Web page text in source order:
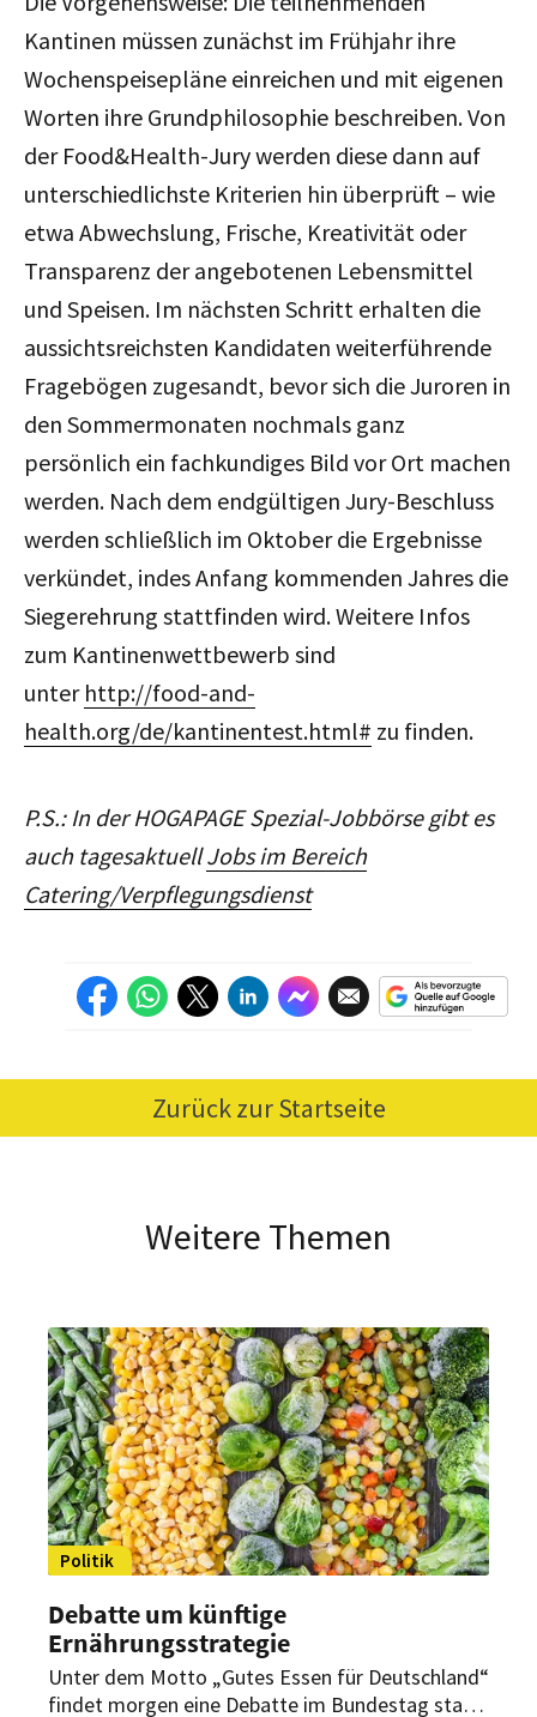
Kantinen müssen zunächst im Frühjahr ihre
Wochenspeisepläne einreichen und mit eigenen
Worten ihre Grundphilosophie beschreiben. Von
der Food&Health-Jury werden diese dann auf
unterschiedlichste Kriterien hin überprüft – wie
etwa Abwechslung, Frische, Kreativität oder
Transparenz der angebotenen Lebensmittel
und Speisen. Im nächsten Schritt erhalten die
aussichtsreichsten Kandidaten weiterführende
Fragebögen zugesandt, bevor sich die Juroren in
den Sommermonaten nochmals ganz
persönlich ein fachkundiges Bild vor Ort machen
werden. Nach dem endgültigen Jury-Beschluss
werden schließlich im Oktober die Ergebnisse
verkündet, indes Anfang kommenden Jahres die
Siegerehrung stattfinden wird. Weitere Infos
zum Kantinenwettbewerb sind
unter http://food-and-
health.org/de/kantinentest.html# zu finden.
P.S.: In der HOGAPAGE Spezial-Jobbörse gibt es
auch tagesaktuellJobs im Bereich
Catering/Verpflegungsdienst
Zurück zur Startseite
Weitere Themen
Politik
Debatte um künftige
Ernährungsstrategie
Unter dem Motto „Gutes Essen für Deutschland“
findet morgen eine Debatte im Bundestag statt.